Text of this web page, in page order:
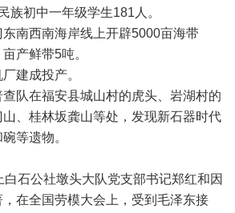
族初中一年级学生181人。
西南海岸线上开辟5000亩海带
产鲜带5吨。
建成投产。
在福安县城山村的虎头、岩湖村的
、桂林坂龚山等处，发现新石器时代
等遗物。
公社墩头大队党支部书记郑红和因
在全国劳模大会上，受到毛泽东接